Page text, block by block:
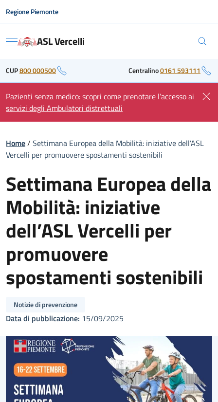
Regione Piemonte
Menu ASL Vercelli
CUP800 000500 Centralino0161 593111
Pazienti senza medico: scopri come prenotare l’accesso ai
servizi degli Ambulatori distrettuali
Home/ Settimana Europea della Mobilità: iniziative dell’ASL
Vercelli per promuovere spostamenti sostenibili
Settimana Europea della
Mobilità: iniziative
dell’ASL Vercelli per
promuovere
spostamenti sostenibili
Notizie di prevenzione
Data di pubblicazione: 15/09/2025